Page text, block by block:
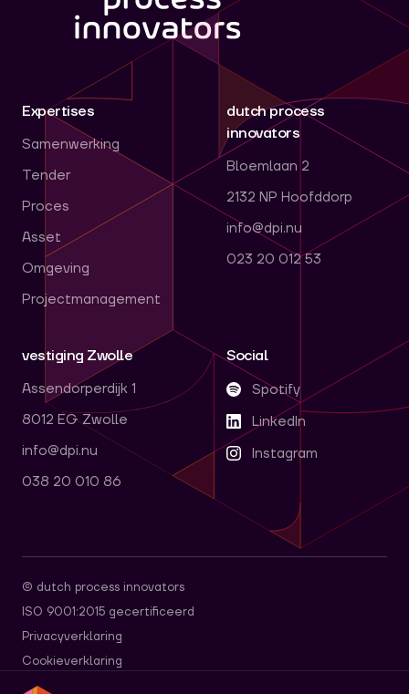
Expertises
Samenwerking
Tender
Proces
Asset
Omgeving
Projectmanagement
dutch process
innovators
Bloemlaan 2
2132 NP Hoofddorp
info@dpi.nu
023 20 012 53
vestiging Zwolle
Assendorperdijk 1
8012 EG Zwolle
info@dpi.nu
038 20 010 86
Social
Spotify
LinkedIn
Instagram
© dutch process innovators
ISO 9001:2015 gecertificeerd
Privacyverklaring
Cookieverklaring